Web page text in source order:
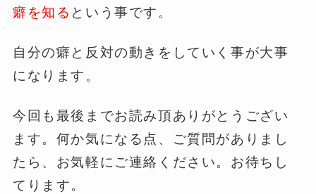
癖を知る という事です。
自分の癖と反対の動きをしていく事が大事
になります。
今回も最後までお読み頂ありがとうござい
ます。何か気になる点、ご質問がありまし
たら、お気軽にご連絡ください。お待ちし
てります。